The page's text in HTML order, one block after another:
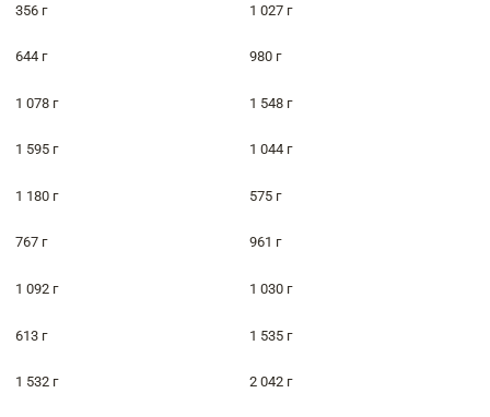
356 г 1 027 г
644 г 980 г
1 078 г 1 548 г
1 595 г 1 044 г
1 180 г 575 г
767 г 961 г
1 092 г 1 030 г
613 г 1 535 г
1 532 г 2 042 г